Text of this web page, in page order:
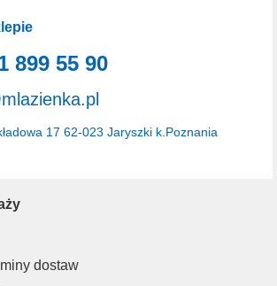
dostaw
17 62-023 Jaryszki k.Poznania
899 55 90